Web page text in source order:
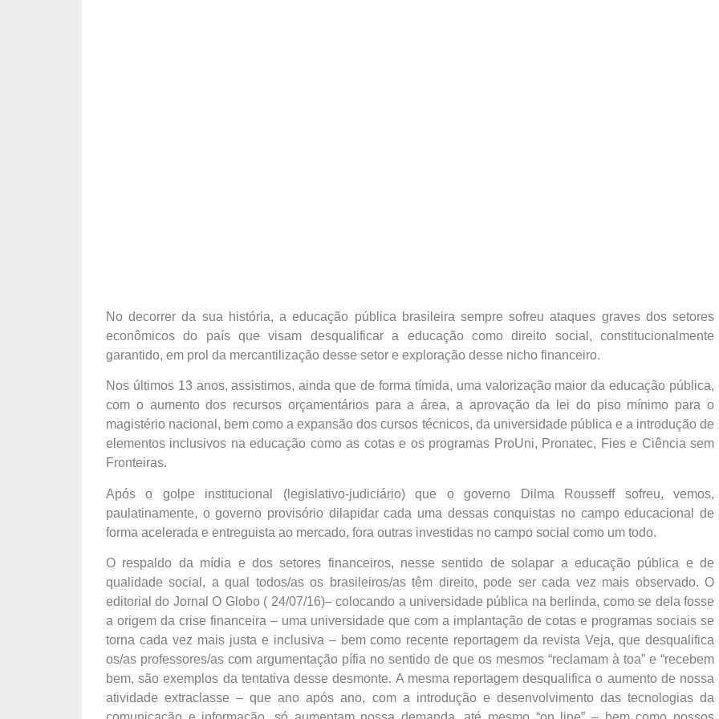
No decorrer da sua história, a educação pública brasileira sempre sofreu ataques graves dos setores
econômicos do país que visam desqualificar a educação como direito social, constitucionalmente
garantido, em prol da mercantilização desse setor e exploração desse nicho financeiro.
Nos últimos 13 anos, assistimos, ainda que de forma tímida, uma valorização maior da educação pública,
com o aumento dos recursos orçamentários para a área, a aprovação da lei do piso mínimo para o
magistério nacional, bem como a expansão dos cursos técnicos, da universidade pública e a introdução de
elementos inclusivos na educação como as cotas e os programas ProUni, Pronatec, Fies e Ciência sem
Fronteiras.
Após o golpe institucional (legislativo-judiciário) que o governo Dilma Rousseff sofreu, vemos,
paulatinamente, o governo provisório dilapidar cada uma dessas conquistas no campo educacional de
forma acelerada e entreguista ao mercado, fora outras investidas no campo social como um todo.
O respaldo da mídia e dos setores financeiros, nesse sentido de solapar a educação pública e de
qualidade social, a qual todos/as os brasileiros/as têm direito, pode ser cada vez mais observado. O
editorial do Jornal O Globo ( 24/07/16)– colocando a universidade pública na berlinda, como se dela fosse
a origem da crise financeira – uma universidade que com a implantação de cotas e programas sociais se
torna cada vez mais justa e inclusiva – bem como recente reportagem da revista Veja, que desqualifica
os/as professores/as com argumentação pífia no sentido de que os mesmos “reclamam à toa” e “recebem
bem, são exemplos da tentativa desse desmonte. A mesma reportagem desqualifica o aumento de nossa
atividade extraclasse – que ano após ano, com a introdução e desenvolvimento das tecnologias da